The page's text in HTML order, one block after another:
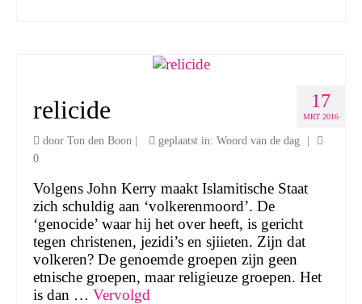
17
MRT 2016
relicide
door Ton den Boon | geplaatst in: Woord van de dag
|
0
Volgens John Kerry maakt Islamitische Staat
zich schuldig aan ‘volkerenmoord’. De
‘genocide’ waar hij het over heeft, is gericht
tegen christenen, jezidi’s en sjiieten. Zijn dat
volkeren? De genoemde groepen zijn geen
etnische groepen, maar religieuze groepen. Het
is dan … Vervolgd